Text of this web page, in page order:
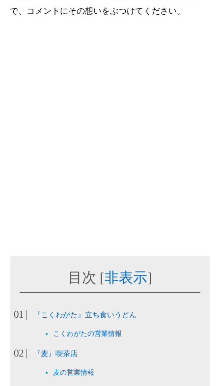
で、コメントにその想いをぶつけてください。
目次 [非表示]
『こくわがた』立ち食いうどん
こくわがたの営業情報
『麦』喫茶店
麦の営業情報